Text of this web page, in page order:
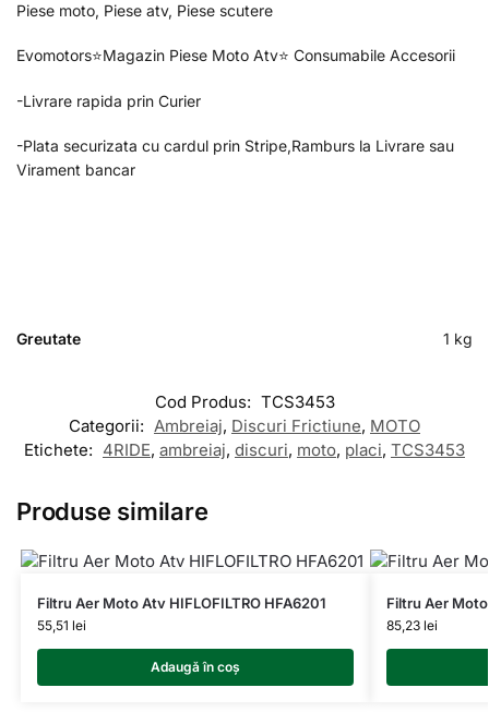
Piese moto, Piese atv, Piese scutere
Evomotors⭐️Magazin Piese Moto Atv⭐️ Consumabile Accesorii
-Livrare rapida prin Curier
-Plata securizata cu cardul prin Stripe,Ramburs la Livrare sau
Virament bancar
Greutate 1 kg
Cod Produs: TCS3453
Categorii: Ambreiaj, Discuri Frictiune, MOTO
Etichete: 4RIDE, ambreiaj, discuri, moto, placi, TCS3453
Produse similare
Filtru Aer Moto Atv HIFLOFILTRO HFA6201
55,51 lei
Adaugă în coș
Filtru Aer
85,23 lei